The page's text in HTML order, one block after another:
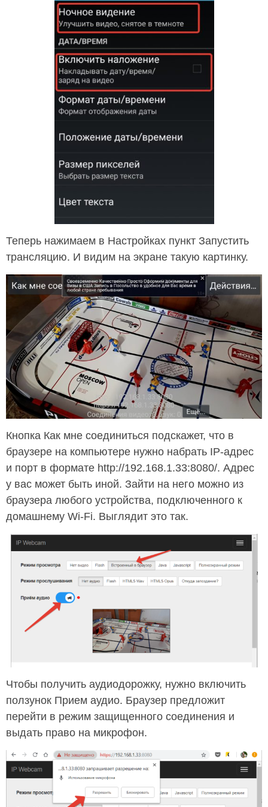
Теперь нажимаем в Настройках пункт Запустить
трансляцию. И видим на экране такую картинку.
Кнопка Как мне соединиться подскажет, что в
браузере на компьютере нужно набрать IP-адрес
и порт в формате http://192.168.1.33:8080/. Адрес
у вас может быть иной. Зайти на него можно из
браузера любого устройства, подключенного к
домашнему Wi-Fi. Выглядит это так.
Чтобы получить аудиодорожку, нужно включить
ползунок Прием аудио. Браузер предложит
перейти в режим защищенного соединения и
выдать право на микрофон.